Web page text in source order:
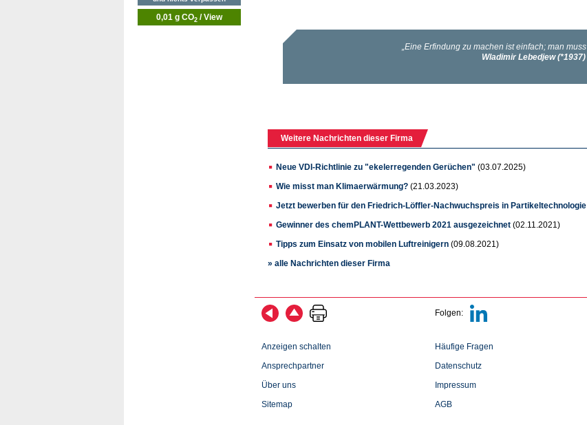
Weitere Nachrichten dieser Firma
Neue VDI-Richtlinie zu "ekelerregenden Gerüchen" (03.07.2025)
Wie misst man Klimaerwärmung? (21.03.2023)
Jetzt bewerben für den Friedrich-Löffler-Nachwuchspreis in Partikeltechnologie
Gewinner des chemPLANT-Wettbewerb 2021 ausgezeichnet (02.11.2021)
Tipps zum Einsatz von mobilen Luftreinigern (09.08.2021)
» alle Nachrichten dieser Firma
Folgen:
Anzeigen schalten
Ansprechpartner
Über uns
Sitemap
Häufige Fragen
Datenschutz
Impressum
AGB
0,01 g CO2 / View